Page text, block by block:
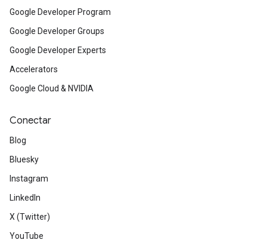
Google Developer Program
Google Developer Groups
Google Developer Experts
Accelerators
Google Cloud & NVIDIA
Conectar
Blog
Bluesky
Instagram
LinkedIn
X (Twitter)
YouTube